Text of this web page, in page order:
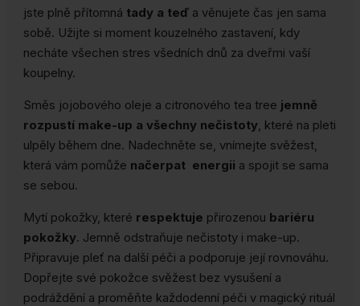
jste plně přítomná tady a teď a věnujete čas jen sama
sobě. Užijte si moment kouzelného zastavení, kdy
necháte všechen stres všedních dnů za dveřmi vaší
koupelny.
Směs jojobového oleje a citronového tea tree jemně
rozpustí make-up a všechny nečistoty, které na pleti
ulpěly během dne. Nadechněte se, vnímejte svěžest,
která vám pomůže načerpat energii a spojit se sama
se sebou.
Mytí pokožky, které respektuje přirozenou bariéru
pokožky. Jemně odstraňuje nečistoty i make-up.
Připravuje pleť na další péči a podporuje její rovnováhu.
Dopřejte své pokožce svěžest bez vysušení a
podráždění a proměňte každodenní péči v magický rituál